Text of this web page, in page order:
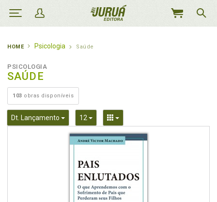
MEU
HOME Psicologia Saúde
PSICOLOGIA
SAÚDE
103 obras disponíveis
Dt. Lançamento Toggle Dropdown
12 Toggle DropdownToggle Dropdown